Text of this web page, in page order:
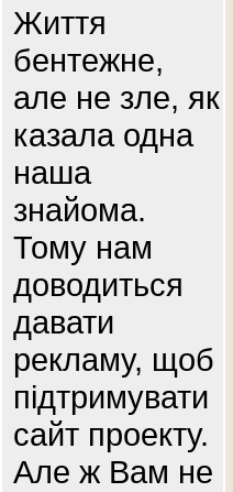
Життя
бентежне,
але не зле, як
казала одна
наша
знайома.
Тому нам
доводиться
давати
рекламу, щоб
підтримувати
сайт проекту.
Але ж Вам не